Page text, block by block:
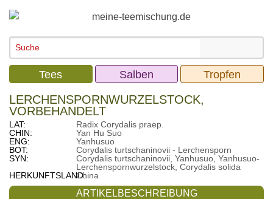
Tees Salben Tropfen
LERCHENSPORNWURZELSTOCK,
VORBEHANDELT
LAT:
Radix Corydalis praep.
CHIN:
Yan Hu Suo
ENG:
Yanhusuo
BOT:
Corydalis turtschaninovii - Lerchensporn
SYN:
Corydalis turtschaninovii, Yanhusuo, Yanhusuo-
Lerchenspornwurzelstock, Corydalis solida
HERKUNFTSLAND:China
ARTIKELBESCHREIBUNG